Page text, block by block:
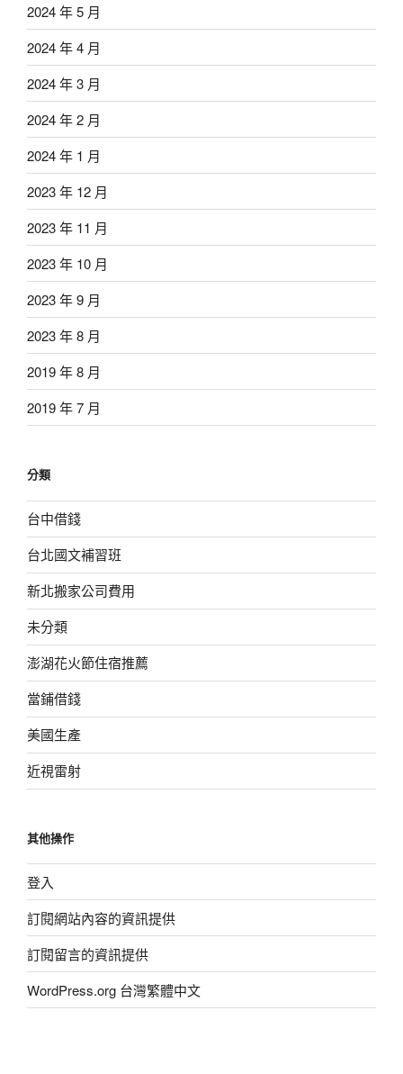
2024 年 5 月
2024 年 4 月
2024 年 3 月
2024 年 2 月
2024 年 1 月
2023 年 12 月
2023 年 11 月
2023 年 10 月
2023 年 9 月
2023 年 8 月
2019 年 8 月
2019 年 7 月
分類
台中借錢
台北國文補習班
新北搬家公司費用
未分類
澎湖花火節住宿推薦
當鋪借錢
美國生產
近視雷射
其他操作
登入
訂閱網站內容的資訊提供
訂閱留言的資訊提供
WordPress.org 台灣繁體中文